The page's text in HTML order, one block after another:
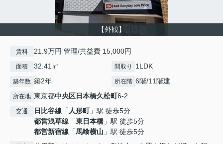
【外観】
賃料 21.9万円 管理/共益費 15,000円
面積 32.41㎡ 間取り 1LDK
築年数 築2年 所在階 6階/11階建
所在地 東京都中央区日本橋久松町6-2
交通 日比谷線 「 人形町」駅 徒歩5分
都営浅草線 「東日本橋 」駅 徒歩5分
都営新宿線 「馬喰横山 」駅 徒歩5分